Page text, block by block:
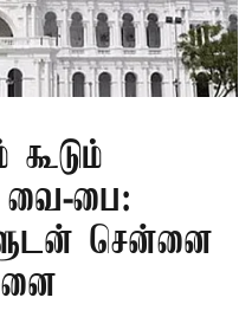
வை-பை:
சென்னை